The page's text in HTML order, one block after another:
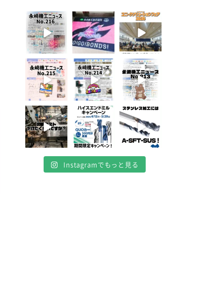
8月 7
0 0
7月 28
7 0
7月 27
6 0
7月 3
5 0
6月 3
8 0
5月 13
5 0
4月 20
10
0
4月 16
10
0
4月 13
7
Instagramでもっと見る